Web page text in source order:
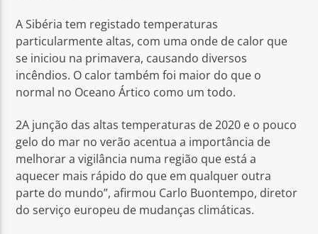
A Sibéria tem registado temperaturas
particularmente altas, com uma onde de calor que
se iniciou na primavera, causando diversos
incêndios. O calor também foi maior do que o
normal no Oceano Ártico como um todo.
2A junção das altas temperaturas de 2020 e o pouco
gelo do mar no verão acentua a importância de
melhorar a vigilância numa região que está a
aquecer mais rápido do que em qualquer outra
parte do mundo”, afirmou Carlo Buontempo, diretor
do serviço europeu de mudanças climáticas.